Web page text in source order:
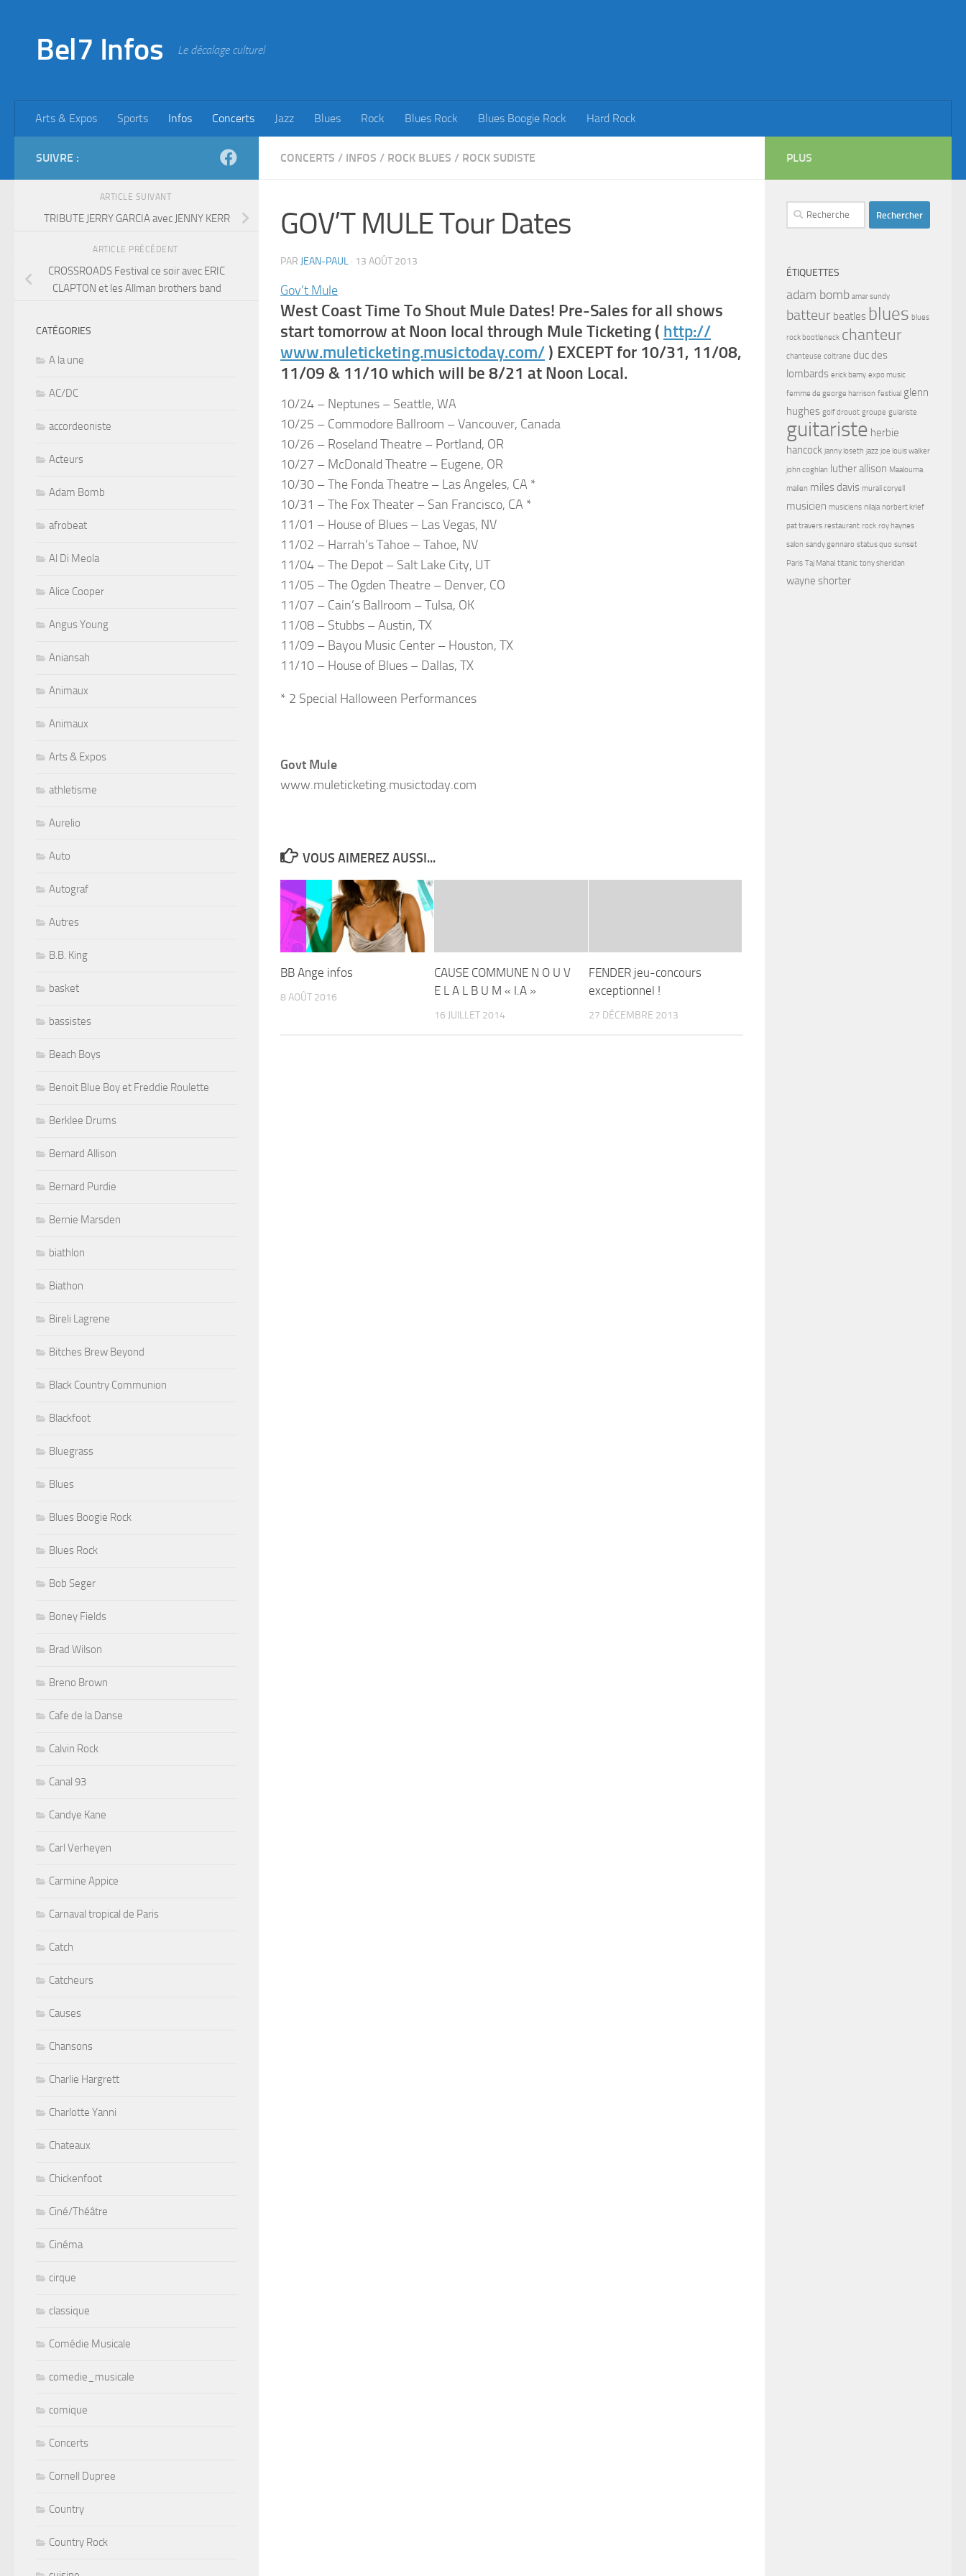
Bel7 Infos Le décalage culturel
Arts & Expos Sports Infos Concerts Jazz Blues Rock Blues Rock Blues Boogie Rock Hard Rock
CONCERTS / INFOS / ROCK BLUES / ROCK SUDISTE
GOV’T MULE Tour Dates
PAR JEAN-PAUL · 13 AOÛT 2013
Gov’t Mule
West Coast Time To Shout Mule Dates! Pre-Sales for all shows
start tomorrow at Noon local through Mule Ticketing ( http://
www.muleticketing.musictoday.com/ ) EXCEPT for 10/31, 11/08,
11/09 & 11/10 which will be 8/21 at Noon Local.
10/24 – Neptunes – Seattle, WA
10/25 – Commodore Ballroom – Vancouver, Canada
10/26 – Roseland Theatre – Portland, OR
10/27 – McDonald Theatre – Eugene, OR
10/30 – The Fonda Theatre – Las Angeles, CA *
10/31 – The Fox Theater – San Francisco, CA *
11/01 – House of Blues – Las Vegas, NV
11/02 – Harrah’s Tahoe – Tahoe, NV
11/04 – The Depot – Salt Lake City, UT
11/05 – The Ogden Theatre – Denver, CO
11/07 – Cain’s Ballroom – Tulsa, OK
11/08 – Stubbs – Austin, TX
11/09 – Bayou Music Center – Houston, TX
11/10 – House of Blues – Dallas, TX
* 2 Special Halloween Performances
Govt Mule
www.muleticketing.musictoday.com
VOUS AIMEREZ AUSSI...
BB Ange infos
8 AOÛT 2016
CAUSE COMMUNE N O U V
E L A L B U M « I.A »
16 JUILLET 2014
FENDER jeu-concours
exceptionnel !
27 DÉCEMBRE 2013
SUIVRE :
ARTICLE SUIVANT
TRIBUTE JERRY GARCIA avec JENNY KERR
ARTICLE PRÉCÉDENT
CROSSROADS Festival ce soir avec ERIC
CLAPTON et les Allman brothers band
CATÉGORIES
A la une
AC/DC
accordeoniste
Acteurs
Adam Bomb
afrobeat
Al Di Meola
Alice Cooper
Angus Young
Aniansah
Animaux
Animaux
Arts & Expos
athletisme
Aurelio
Auto
Autograf
Autres
B.B. King
basket
bassistes
Beach Boys
Benoit Blue Boy et Freddie Roulette
Berklee Drums
Bernard Allison
Bernard Purdie
Bernie Marsden
biathlon
Biathon
Bireli Lagrene
Bitches Brew Beyond
Black Country Communion
Blackfoot
Bluegrass
Blues
Blues Boogie Rock
Blues Rock
Bob Seger
Boney Fields
Brad Wilson
Breno Brown
Cafe de la Danse
Calvin Rock
Canal 93
Candye Kane
Carl Verheyen
Carmine Appice
Carnaval tropical de Paris
Catch
Catcheurs
Causes
Chansons
Charlie Hargrett
Charlotte Yanni
Chateaux
Chickenfoot
Ciné/Théâtre
Cinéma
cirque
classique
Comédie Musicale
comedie_musicale
comique
Concerts
Cornell Dupree
Country
Country Rock
PLUS
Rechercher :
ÉTIQUETTES
adam bomb amar sundy
batteur beatles blues blues
rock bootleneck chanteur
chanteuse coltrane duc des
lombards erick bamy expo music
femme de george harrison festival glenn
hughes golf drouot groupe guiariste
guitariste herbie
hancock janny loseth jazz joe louis walker
john coghlan luther allison Maalouma
malien miles davis murali coryell
musicien musiciens nilaja norbert krief
pat travers restaurant rock roy haynes
salon sandy gennaro status quo sunset
Paris Taj Mahal titanic tony sheridan
wayne shorter